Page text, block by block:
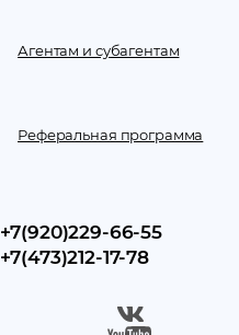
Агентам и субагентам
Реферальная программа
+7(920)229-66-55
+7(473)212-17-78